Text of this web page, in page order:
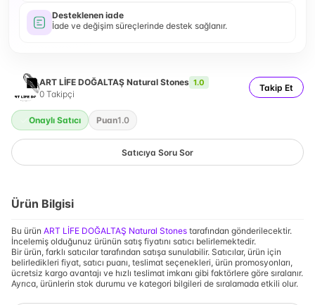
Desteklenen iade
İade ve değişim süreçlerinde destek sağlanır.
ART LİFE DOĞALTAŞ Natural Stones 1.0
0 Takipçi
Takip Et
Onaylı Satıcı Puan1.0
Satıcıya Soru Sor
Ürün Bilgisi
Bu ürün ART LİFE DOĞALTAŞ Natural Stones tarafından gönderilecektir.
İncelemiş olduğunuz ürünün satış fiyatını satıcı belirlemektedir.
Bir ürün, farklı satıcılar tarafından satışa sunulabilir. Satıcılar, ürün için
belirledikleri fiyat, satıcı puanı, teslimat seçenekleri, ürün promosyonları,
ücretsiz kargo avantajı ve hızlı teslimat imkanı gibi faktörlere göre sıralanır.
Ayrıca, ürünlerin stok durumu ve kategori bilgileri de sıralamada etkili olur.